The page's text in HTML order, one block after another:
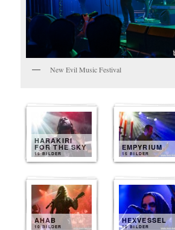
New Evil Music Festival
HARAKIRI
FOR THE SKY
15 BILDER
EMPYRIUM
15 BILDER
AHAB
10 BILDER
HEXVESSEL
10 BILDER